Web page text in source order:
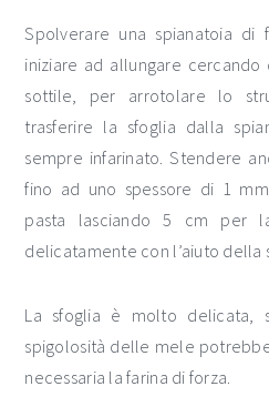
Spolverare una spianatoia
iniziare ad allungare
sottile, per arrotolare lo
trasferire la sfoglia dalla
sempre infarinato. Stendere
fino ad uno spessore di 1
pasta lasciando 5 cm per
delicatamente con l’aiuto della
La sfoglia è molto delicata,
spigolosità delle mele
necessaria la farina di forza.